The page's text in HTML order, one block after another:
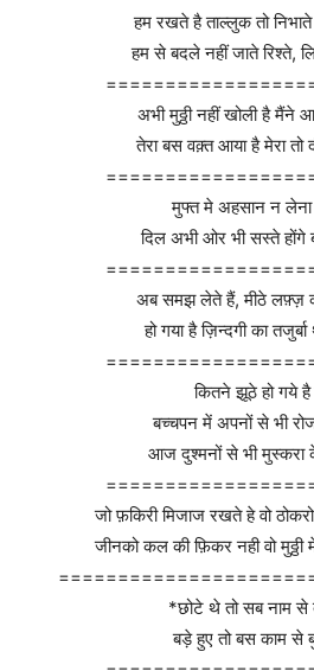
हम रखते है ताल्लुक तो
हम से बदले नहीं जाते रिश्ते,
अभी मुठ्ठी नहीं खोली है
तेरा बस वक़्त आया है मेरा तो
मुफ्त मे अहसान न लेना
दिल अभी ओर भी सस्ते होंगे
अब समझ लेते हैं, मीठे लफ़्ज़
हो गया है ज़िन्दगी का
कितने झूठे हो गये है
बच्चपन में अपनों से भी
आज दुश्मनों से भी मुस्करा
जो फ़किरी मिजाज रखते हे वो
जीनको कल की फ़िकर नही वो
*छोटे थे तो सब नाम से
बड़े हुए तो बस काम से